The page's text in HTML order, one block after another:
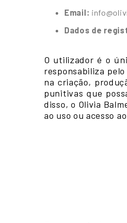
Email:
Dados de
O utilizador é o
responsabiliza
na criação,
punitivas que
disso, o Olivia
ao uso ou acesso